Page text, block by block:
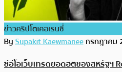
ข่าวคริปโตเคอเรนซี่
BySupakit Kaewmaneeกรกฎาคม
ซีอีโอเว็บเทรดยอดฮิตของสหรัฐฯ